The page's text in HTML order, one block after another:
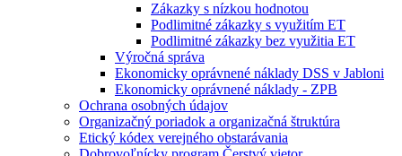
Zákazky s nízkou hodnotou
Podlimitné zákazky s využitím ET
Podlimitné zákazky bez využitia ET
Výročná správa
Ekonomicky oprávnené náklady DSS v Jabloni
Ekonomicky oprávnené náklady - ZPB
Ochrana osobných údajov
Organizačný poriadok a organizačná štruktúra
Etický kódex verejného obstarávania